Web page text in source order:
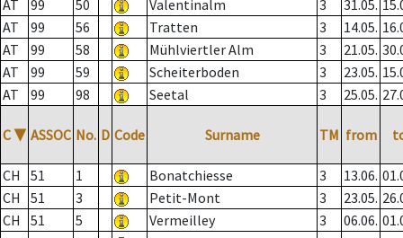
AT
99 50 Valentinalm 3 31.05.
AT
99 56 Tratten 3 14.05.
AT
99 58 Mühlviertler Alm 3 21.05.
AT
99 59 Scheiterboden 3 23.05.
AT
99 98 Seetal 3 25.05.
C ▼ ASSOC No. D Code Surname TM from
CH 51 1 Bonatchiesse 3 13.06.
CH
51 3 Petit-Mont 3 23.05.
CH
51 5 Vermeilley 3 06.06.